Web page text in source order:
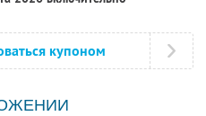
купоном